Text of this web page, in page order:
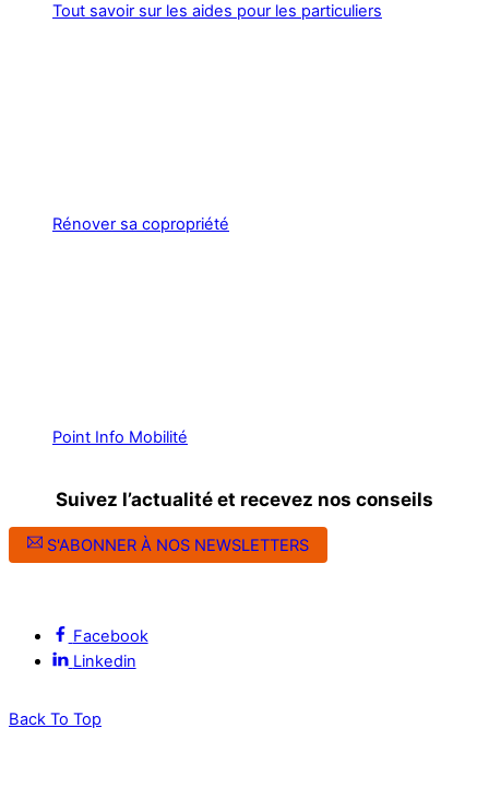
Tout savoir sur les aides pour les particuliers
Rénover sa copropriété
Point Info Mobilité
Suivez l’actualité et recevez nos conseils
S'ABONNER À NOS NEWSLETTERS
Facebook
Linkedin
Back To Top